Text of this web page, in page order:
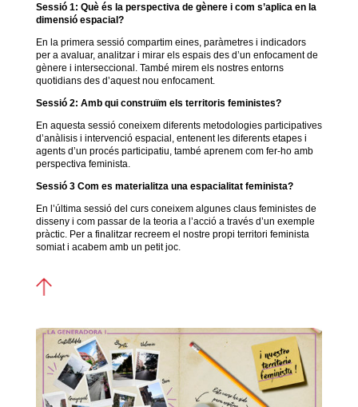
Sessió 1: Què és la perspectiva de gènere i com s’aplica en la
dimensió espacial?
En la primera sessió compartim eines, paràmetres i indicadors
per a avaluar, analitzar i mirar els espais des d’un enfocament de
gènere i interseccional. També mirem els nostres entorns
quotidians des d’aquest nou enfocament.
Sessió 2: Amb qui construïm els territoris feministes?
En aquesta sessió coneixem diferents metodologies participatives
d’anàlisis i intervenció espacial, entenent les diferents etapes i
agents d’un procés participatiu, també aprenem com fer-ho amb
perspectiva feminista.
Sessió 3 Com es materialitza una espacialitat feminista?
En l’última sessió del curs coneixem algunes claus feministes de
disseny i com passar de la teoria a l’acció a través d’un exemple
pràctic. Per a finalitzar recreem el nostre propi territori feminista
somiat i acabem amb un petit joc.